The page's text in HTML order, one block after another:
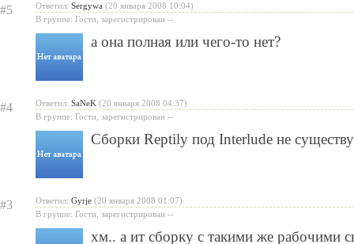
#5 Ответил: Sergywa (20 января 2008 10:04)
В группе: Гости, зарегистрирован --
а она полная или чего-то нет?
#4 Ответил: SaNeK (20 января 2008 04:37)
В группе: Гости, зарегистрирован --
Сборки Reptily под Interlude не
#3 Ответил: Gyrje (20 января 2008 01:07)
В группе: Гости, зарегистрирован --
хм.. а ит сборку с такими же рабочими